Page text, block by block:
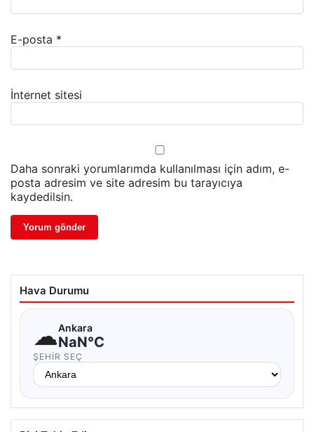
E-posta *
İnternet sitesi
Daha sonraki yorumlarımda kullanılması için adım, e-
posta adresim ve site adresim bu tarayıcıya
kaydedilsin.
Hava Durumu
☁Ankara
NaN°C
ŞEHIR SEÇ